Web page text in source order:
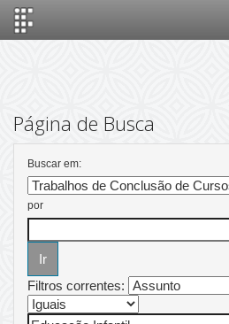
Página de Busca
Buscar em:
por
Filtros correntes: